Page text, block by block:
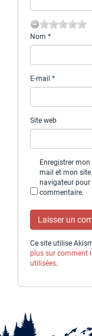
Nom *
E-mail *
Site web
Enregistrer
mail et mon site
navigateur
commentaire.
Ce site utilise
plus sur comment
utilisées.